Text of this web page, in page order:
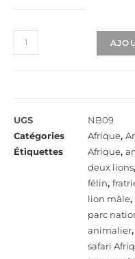
UGS
NB09
Catégories
Afrique,
Étiquettes
Afrique,
deux lions,
félin,
lion mâle,
parc
animalier,
safari